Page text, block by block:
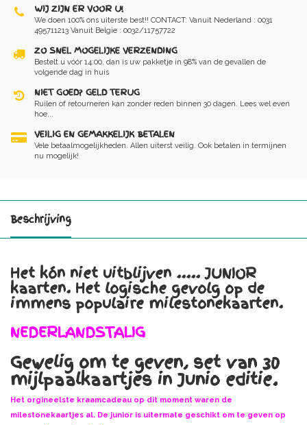
WIJ ZIJN ER VOOR U!
We doen 100% ons uiterste best!! CONTACT: Vanuit Nederland : 0031
495711213 Vanuit Belgie : 0032/11757722
ZO SNEL MOGELIJKE VERZENDING
Bestelt u vóór 14:00, dan is uw pakketje in 98% van de gevallen de
volgende dag in huis
NIET GOED? GELD TERUG
Ruilen of retourneren kan zonder reden binnen 30 dagen. Lees wel even
hoe...
VEILIG EN GEMAKKELIJK BETALEN
Vele betaalmogelijkheden. Allen uiterst veilig. Ook betalen in termijnen
nu mogelijk!
Beschrijving
Het kón niet uitblijven ..... JUNIOR
kaarten. Het logische gevolg op de
immens populaire milestonekaarten.
NEDERLANDSTALIG
Gewelig om te geven, set van 30
mijlpaalkaartjes in Junio editie.
Het orgineelste kraamcadeau op dit moment waren de
milestonekaartjes al. De junior is uitermate geschikt om te geven op